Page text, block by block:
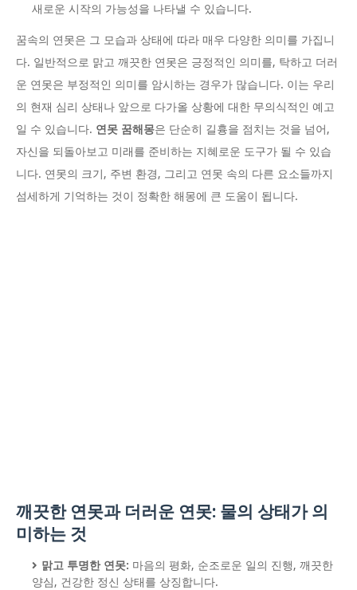
새로운 시작의 가능성을 나타낼 수 있습니다.
꿈속의 연못은 그 모습과 상태에 따라 매우 다양한 의미를 가집니
다. 일반적으로 맑고 깨끗한 연못은 긍정적인 의미를, 탁하고 더러
운 연못은 부정적인 의미를 암시하는 경우가 많습니다. 이는 우리
의 현재 심리 상태나 앞으로 다가올 상황에 대한 무의식적인 예고
일 수 있습니다. 연못 꿈해몽은 단순히 길흉을 점치는 것을 넘어,
자신을 되돌아보고 미래를 준비하는 지혜로운 도구가 될 수 있습
니다. 연못의 크기, 주변 환경, 그리고 연못 속의 다른 요소들까지
섬세하게 기억하는 것이 정확한 해몽에 큰 도움이 됩니다.
깨끗한 연못과 더러운 연못: 물의 상태가 의
미하는 것
맑고 투명한 연못: 마음의 평화, 순조로운 일의 진행, 깨끗한
양심, 건강한 정신 상태를 상징합니다.